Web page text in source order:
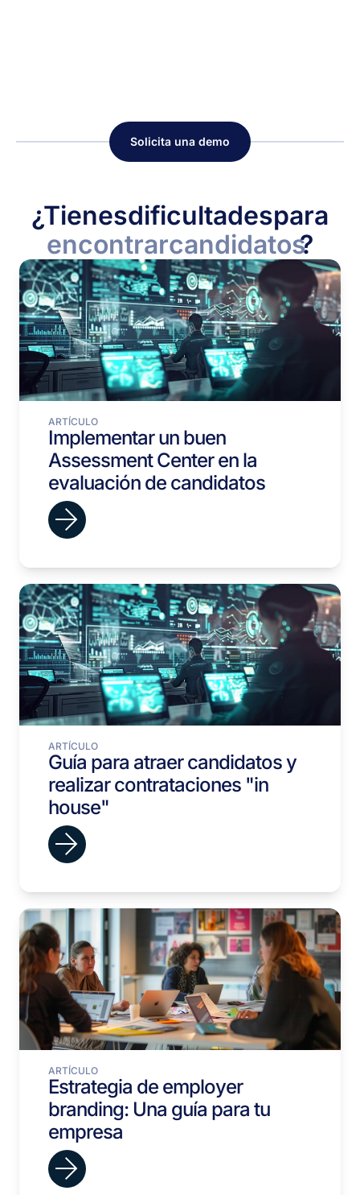
Solicita una demo
¿Tienesdificultadespara
encontrarcandidatos?
ARTÍCULO
Implementar un buen
Assessment Center en la
evaluación de candidatos
ARTÍCULO
Guía para atraer candidatos y
realizar contrataciones "in
house"
ARTÍCULO
Estrategia de employer
branding: Una guía para tu
empresa